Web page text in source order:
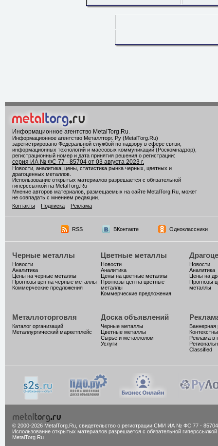
Информационное агентство MetalTorg.Ru
Информационное агентство Металлторг. Ру (MetalTorg.Ru)
зарегистрировано Федеральной службой по надзору в сфере связи,
информационных технологий и массовых коммуникаций (Роскомнадзор),
регистрационный номер и дата принятия решения о регистрации:
серия ИА № ФС 77 - 85704 от 03 августа 2023 г.
Новости, аналитика, цены, статистика рынка черных, цветных и
драгоценных металлов.
Использование открытых материалов разрешается с обязательной
гиперссылкой на MetalTorg.Ru
Мнение авторов материалов, размещаемых на сайте MetalTorg.Ru, может
не совпадать с мнением редакции.
Контакты
Подписка Реклама
RSS ВКонтакте Одноклассники
Черные металлы
Новости
Аналитика
Цены на черные металлы
Прогнозы цен на черные металлы
Коммерческие предложения
Цветные металлы
Новости
Аналитика
Цены на цветные металлы
Прогнозы цен на цветные
металлы
Коммерческие предложения
Новости
Аналитика
Цены на
Прогнозы
металлы
Металлоторговля
Каталог организаций
Металлургический маркетплейс
Доска объявлений
Черные металлы
Цветные металлы
Сырье и металлолом
Услуги
Баннерная
Реклама в
Classified
© 2000-2026 MetalTorg.Ru, cвидетельство о регистрации СМИ ИА № ФС 77 - 85704
Использование открытых материалов разрешается с обязательной гиперссылкой
MetalTorg.Ru